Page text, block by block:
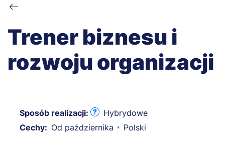
Ścieżka
nawigacyjna
Trener biznesu i
rozwoju organizacji
Sposób realizacji:
Hybrydowe
Cechy: Od października Polski